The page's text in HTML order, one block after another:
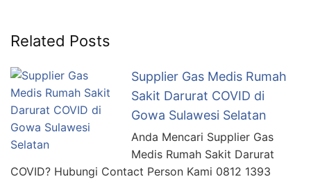
Related Posts
Supplier Gas Medis Rumah
Sakit Darurat COVID di
Gowa Sulawesi Selatan
Anda Mencari Supplier Gas
Medis Rumah Sakit Darurat
COVID? Hubungi Contact Person Kami 0812 1393